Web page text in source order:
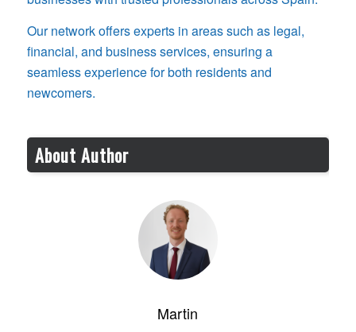
Our network offers experts in areas such as legal,
financial, and business services, ensuring a
seamless experience for both residents and
newcomers.
About Author
Martin